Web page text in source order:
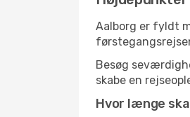
Aalborg er fyldt
Besøg
skabe en
Hvor længe